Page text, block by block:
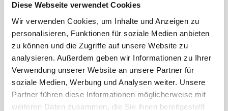
Diese Webseite verwendet Cookies
Wir verwenden Cookies, um Inhalte und Anzeigen zu
personalisieren, Funktionen für soziale Medien anbieten
zu können und die Zugriffe auf unsere Website zu
analysieren. Außerdem geben wir Informationen zu Ihrer
Verwendung unserer Website an unsere Partner für
soziale Medien, Werbung und Analysen weiter. Unsere
Partner führen diese Informationen möglicherweise mit
weiteren Daten zusammen, die Sie ihnen bereitgestellt